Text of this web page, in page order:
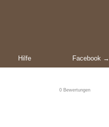
Hilfe Facebook →
0 Bewertungen